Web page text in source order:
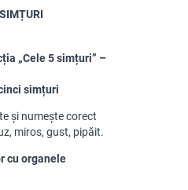
„Cele 5 simțuri” –
simțuri
și numește corect
miros, gust, pipăit.
cu organele